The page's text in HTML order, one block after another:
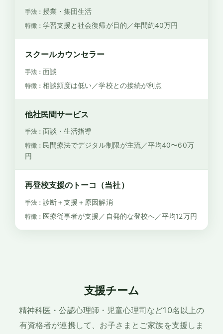
授業・集団生活
学習支援と社会復帰が目的／年間約40万円
スクールカウンセラー
面談
相談頻度は低い／学校との接続が利点
他社民間サービス
面談・生活指導
民間療法でデジタル制限が主流／平均40〜60万
円
再登校支援のトーコ（当社）
診断＋支援＋原因解消
医療従事者が支援／自発的な登校へ／平均12万円
支援チーム
精神科医・公認心理師・児童心理司など10名以上の
有資格者が連携して、お子さまとご家族を支援しま